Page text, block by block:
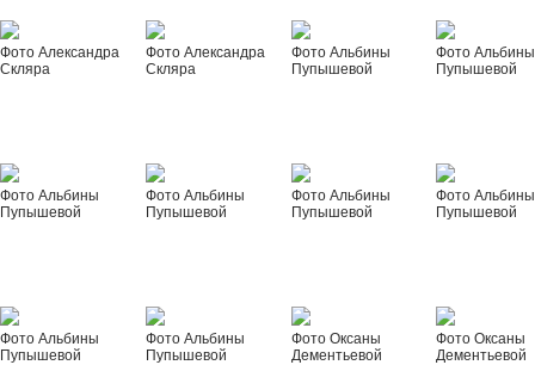
Фото Александра
Скляра
Фото Александра
Скляра
Фото Альбины
Пупышевой
Фото Альбины
Пупышевой
Фото Альбины
Пупышевой
Фото Альбины
Пупышевой
Фото Альбины
Пупышевой
Фото Альбины
Пупышевой
Фото Альбины
Пупышевой
Фото Альбины
Пупышевой
Фото Оксаны
Дементьевой
Фото Оксаны
Дементьевой